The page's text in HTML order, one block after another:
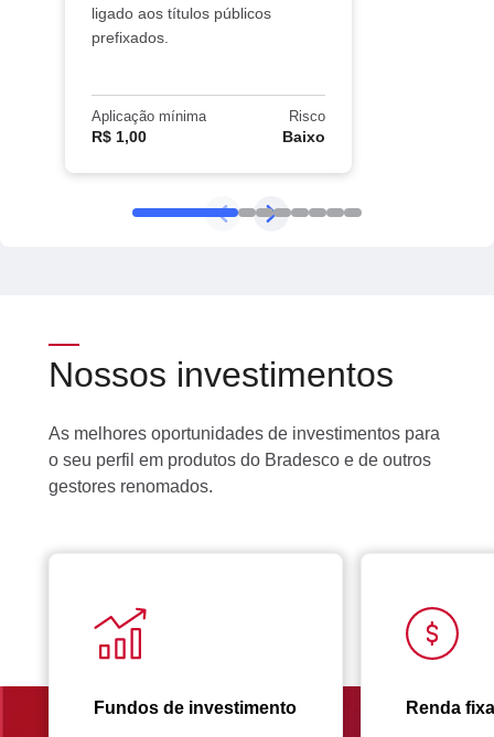
ligado aos títulos públicos
prefixados.
Aplicação mínima
R$ 1,00
Risco
Baixo
Nossos investimentos
As melhores oportunidades de investimentos para
o seu perfil em produtos do Bradesco e de outros
gestores renomados.
Fundos de investimento Renda fixa